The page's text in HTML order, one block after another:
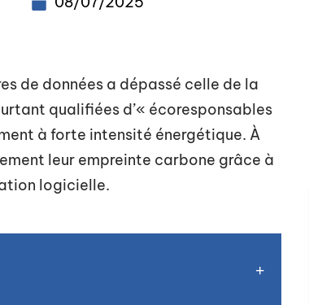
de données a dépassé celle de la
qualifiées d’« écoresponsables
à forte intensité énergétique. À
leur empreinte carbone grâce à
logicielle.